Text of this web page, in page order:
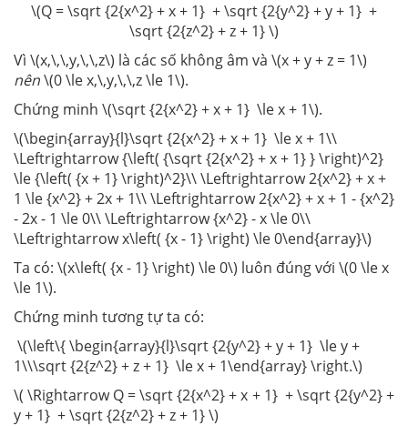
\(Q = \sqrt {2{x^2} + x + 1} + \sqrt {2{y^2} + y + 1} +
\sqrt {2{z^2} + z + 1} \)
Vì \(x,\,\,y,\,\,z\) là các số không âm và \(x + y + z = 1\)
nên\(0 \le x,\,y,\,\,z \le 1\).
Chứng minh \(\sqrt {2{x^2} + x + 1} \le x + 1\).
\(\begin{array}{l}\sqrt {2{x^2} + x + 1} \le x + 1\\
\Leftrightarrow {\left( {\sqrt {2{x^2} + x + 1} } \right)^2}
\le {\left( {x + 1} \right)^2}\\ \Leftrightarrow 2{x^2} + x +
1 \le {x^2} + 2x + 1\\ \Leftrightarrow 2{x^2} + x + 1 - {x^2}
- 2x - 1 \le 0\\ \Leftrightarrow {x^2} - x \le 0\\
\Leftrightarrow x\left( {x - 1} \right) \le 0\end{array}\)
Ta có: \(x\left( {x - 1} \right) \le 0\) luôn đúng với \(0 \le x
\le 1\).
Chứng minh tương tự ta có:
\(\left\{ \begin{array}{l}\sqrt {2{y^2} + y + 1} \le y +
1\\\sqrt {2{z^2} + z + 1} \le x + 1\end{array} \right.\)
\( \Rightarrow Q = \sqrt {2{x^2} + x + 1} + \sqrt {2{y^2} +
y + 1} + \sqrt {2{z^2} + z + 1} \)